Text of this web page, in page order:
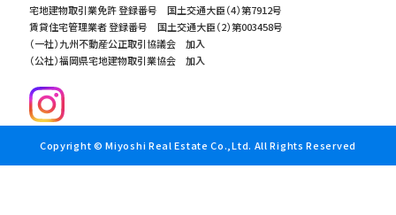
宅地建物取引業免許 登録番号 国土交通大臣（4）第7912号
賃貸住宅管理業者 登録番号 国土交通大臣（2）第003458号
（一社）九州不動産公正取引協議会 加入
（公社）福岡県宅地建物取引業協会 加入
Copyright © Miyoshi Real Estate Co.,Ltd. All Rights Reserved